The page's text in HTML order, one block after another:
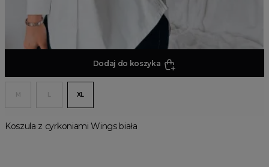
Dodaj do koszyka
M L XL
Koszula z cyrkoniami Wings biała